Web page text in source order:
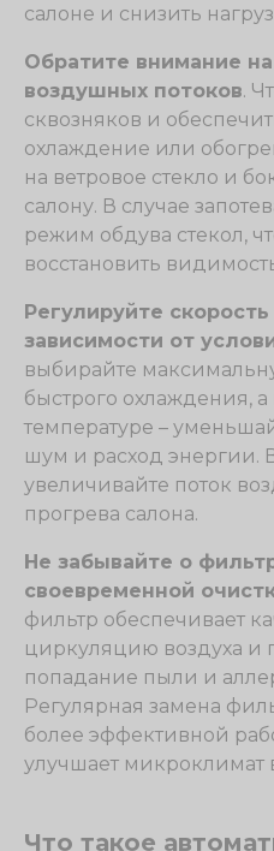
салоне и снизить
Обратите внимание
воздушных потоков.
сквозняков и
охлаждение или
на ветровое стекло и
салону. В случае
режим обдува стекол,
восстановить
Регулируйте
зависимости от
выбирайте
быстрого охлаждения,
температуре –
шум и расход энергии.
увеличивайте поток
прогрева салона.
Не забывайте о
своевременной
фильтр обеспечивает
циркуляцию воздуха и
попадание пыли и
Регулярная замена
более эффективной
улучшает микроклимат
Что такое